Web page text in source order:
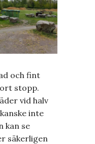
och fint
stopp.
vid halv
inte
kan se
säkerligen